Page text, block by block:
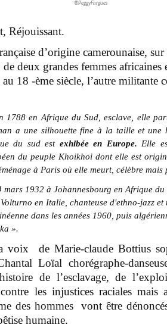
®PeggyFargues
Réjouissant.
d’origine camerounaise,
deux grandes femmes africaines
18 -ème siècle, l’autre militante
1788 en Afrique du Sud, esclave, elle
a une silhouette fine à la taille et une
du sud est exhibée en Europe. Elle
du peuple Khoikhoi dont elle est
à Paris où elle meurt, célèbre mais
1932 à Johannesbourg en Afrique du
en Italie, chanteuse d'ethno-jazz
dans les années 1960, puis
».
voix de Marie-claude Bottius
Loïal chorégraphe-
de l’esclavage, de
les injustices raciales mais
des hommes vont être
humaine.